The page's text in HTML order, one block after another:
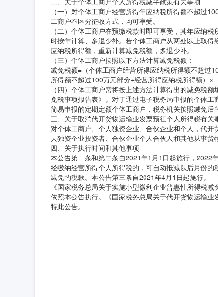
（一）对个体工商户经营所得年应纳税所得额不超过
工商户不区分征收方式，均可享受。
（二）个体工商户在预缴税款时即可享受，其年应纳
时按年计算、多退少补。若个体工商户从两处以上取
应纳税所得额，重新计算减免税额，多退少补。
（三）个体工商户按照以下方法计算减免税额：
减免税额=（个体工商户经营所得应纳税所得额不超过
所得额不超过100万元部分÷经营所得应纳税所得额）×
（四）个体工商户需将按上述方法计算得出的减免税
免税事项报告表》。对于通过电子税务局申报的个体
简易申报的定期定额个体工商户，税务机关按照减免后
三、关于取消代开货物运输业发票预征个人所得税有关
对个体工商户、个人独资企业、合伙企业和个人，代
人独资企业投资者、合伙企业个人合伙人和其他从事
四、关于执行时间和其他事项
本公告第一条和第二条自2021年1月1日起施行，2022
经缴纳经营所得个人所得税的，可自动抵减以后月份
减免的税款。本公告第三条自2021年4月1日起施行。
《国家税务总局关于实施小型微利企业普惠性所得税
依照本公告执行。《国家税务总局关于代开货物运输
特此公告。